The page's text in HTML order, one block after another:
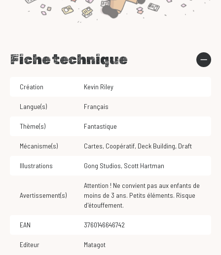
Fiche technique
Création Kevin Riley
Langue(s) Français
Thème(s) Fantastique
Mécanisme(s) Cartes, Coopératif, Deck Building, Draft
Illustrations Gong Studios, Scott Hartman
Avertissement(s)
Attention ! Ne convient pas aux enfants de
moins de 3 ans. Petits éléments. Risque
d'étouffement.
EAN 3760146646742
Editeur Matagot